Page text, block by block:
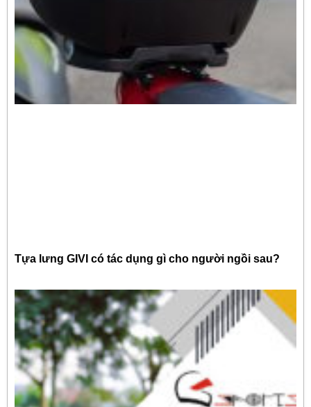
Tựa lưng GIVI có tác dụng gì cho người ngồi sau?